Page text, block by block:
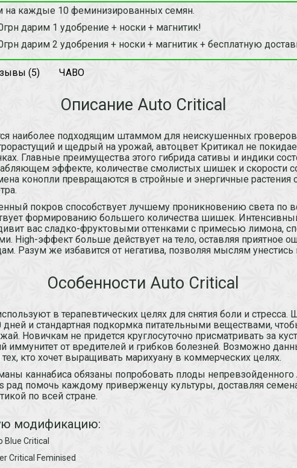
на каждые 10 феминизированных семян.
дарим 1 удобрение + носки + магнитик!
дарим 2 удобрения + носки + магнитик + бесплатную
(5) ЧАВО
Описание Auto Critical
наиболее подходящим штаммом для неискушенных
и щедрый на урожай, автоцвет Критикал не
Главные преимущества этого гибрида сативы и индики
эффекте, количестве смолистых шишек и скорости
конопли превращаются в стройные и энергичные растения
покров способствует лучшему проникновению света по
формированию большего количества шишек.
вас сладко-фруктовыми оттенками с примесью лимона,
High-эффект больше действует на тело, оставляя приятное
Разум же избавится от негатива, позволяя мыслям
Особенности Auto Critical
в терапевтических целях для снятия боли и стресса.
дней и стандартная подкормка питательными веществами,
Новичкам не придется круглосуточно присматривать за
иммунитет от вредителей и грибков болезней. Возможно
кто хочет выращивать марихуану в коммерческих целях.
каннабиса обязаны попробовать плоды непревзойденного
рад помочь каждому приверженцу культуры, доставляя
по всей стране.
модификацию:
Critical
Critical Feminised